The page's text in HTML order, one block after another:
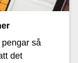
så
det